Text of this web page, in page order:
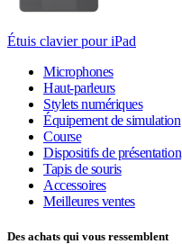
Étuis clavier pour iPad
Microphones
Haut-parleurs
Stylets numériques
Équipement de simulation
Course
Dispositifs de présentation
Tapis de souris
Accessoires
Meilleures ventes
Des achats qui vous ressemblent